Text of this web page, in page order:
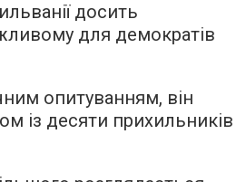
досить
для демократів
опитуванням, він
із десяти прихильників